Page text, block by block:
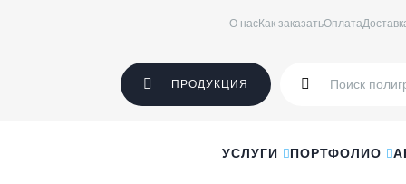
О насКак заказатьОплата
ПРОДУКЦИЯ
УСЛУГИ ПОРТФОЛИО